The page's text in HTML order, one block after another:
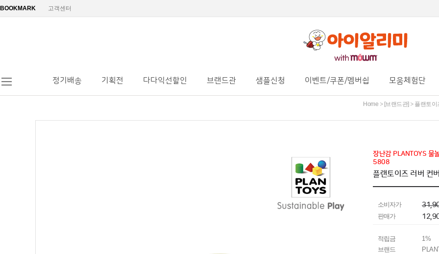
BOOKMARK 고객센터
정기배송 기획전 다다익선할인 브랜드관 샘플신청 이벤트/쿠폰/멤버쉽 모움체험단
Home > [브랜드관] > 플랜토이
장난감 PLANTOYS 물
5808
플랜토이즈 러버 컨
소비자가
판매가
적립금
1%
브랜드